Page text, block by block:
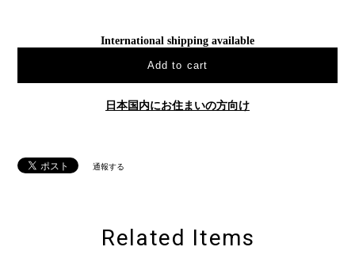
International shipping available
Add to cart
日本国内にお住まいの方向け
通報する
Related Items